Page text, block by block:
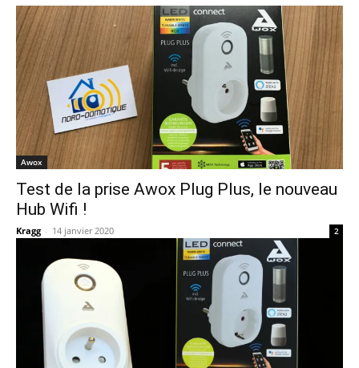
Awox
Test de la prise Awox Plug Plus, le nouveau
Hub Wifi !
Kragg - 14 janvier 2020 2